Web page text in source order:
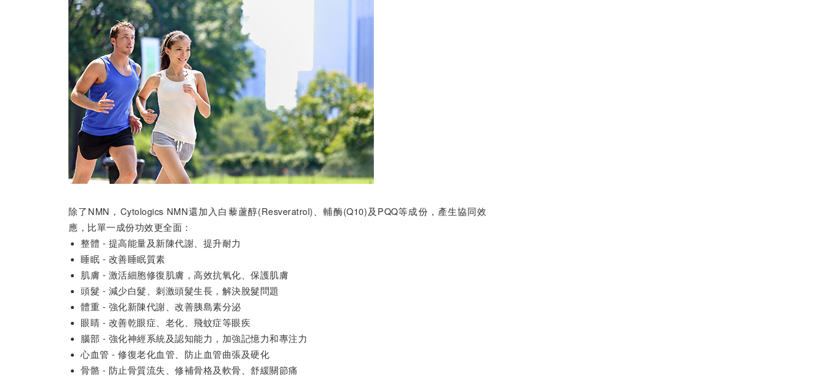
除了NMN，Cytologics NMN還加入白藜蘆醇(Resveratrol)、輔酶(Q10)及PQQ等成份，產生協同效
應，比單一成份功效更全面：
整體 - 提高能量及新陳代謝、提升耐力
睡眠 - 改善睡眠質素
肌膚 - 激活細胞修復肌膚，高效抗氧化、保護肌膚
頭髮 - 減少白髮、刺激頭髮生長，解決脫髮問題
體重 - 強化新陳代謝、改善胰島素分泌
眼睛 - 改善乾眼症、老化、飛蚊症等眼疾
腦部 - 強化神經系統及認知能力，加強記憶力和專注力
心血管 - 修復老化血管、防止血管曲張及硬化
骨骼 - 防止骨質流失、修補骨格及軟骨、舒緩關節痛